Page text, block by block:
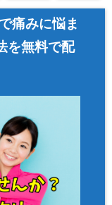
痛みに悩ま
を無料で配